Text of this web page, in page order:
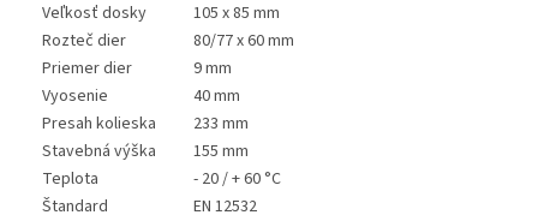
Veľkosť dosky
105 x 85 mm
Rozteč dier
80/77 x 60 mm
Priemer dier
9 mm
Vyosenie
40 mm
Presah kolieska
233 mm
Stavebná výška
155 mm
Teplota
- 20 / + 60 °C
Štandard
EN 12532